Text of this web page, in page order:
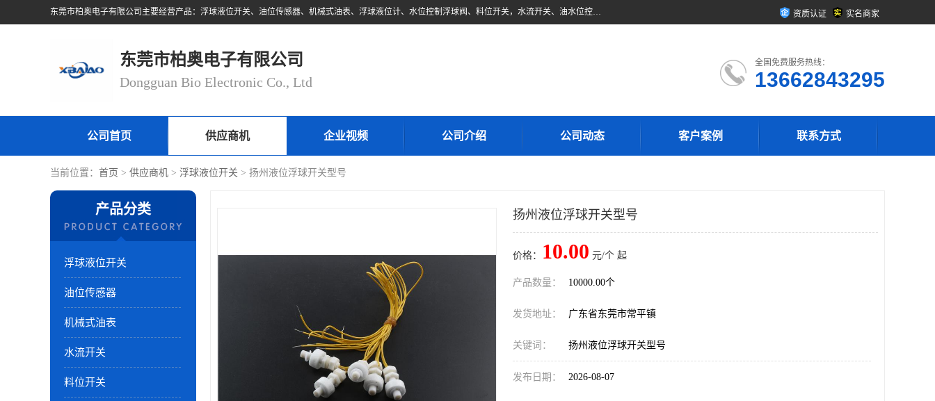
东莞市柏奥电子有限公司主要经营产品：浮球液位开关、油位传感器、机械式油表、浮球液位计、水位控制浮球阀、料位开关，水流开关、油水位控制配套仪表等。柏奥电子，您可信赖的合作伙伴 资质认证 实名商家
东莞市柏奥电子有限公司
Dongguan Bio Electronic Co., Ltd
全国免费服务热线：
13662843295
公司首页 供应商机 企业视频 公司介绍 公司动态 客户案例 联系方式
当前位置： 首页 > 供应商机 > 浮球液位开关 > 扬州液位浮球开关型号
产品分类
浮球液位开关
油位传感器
机械式油表
水流开关
料位开关
扬州液位浮球开关型号
价格： 10.00 元/个 起
产品数量： 10000.00个
发货地址： 广东省东莞市常平镇
关键词： 扬州液位浮球开关型号
发布日期： 2026-08-07